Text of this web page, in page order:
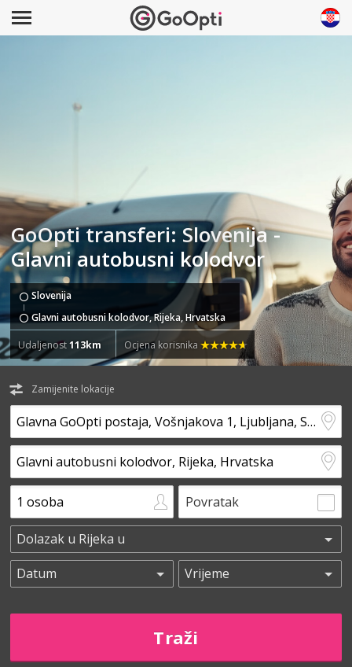
GoOpti transferi: Slovenija -
Glavni autobusni kolodvor
Slovenija
Glavni autobusni kolodvor, Rijeka, Hrvatska
Udaljenost113km Ocjena korisnika
Zamijenite lokacije
Povratak